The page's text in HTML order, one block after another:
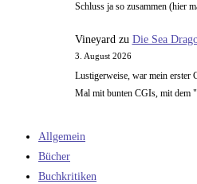
Schluss ja so zusammen (hier
Vineyard zu Die Sea
3. August 2026
Lustigerweise, war mein erster
Mal mit bunten CGIs, mit dem
Allgemein
Bücher
Buchkritiken